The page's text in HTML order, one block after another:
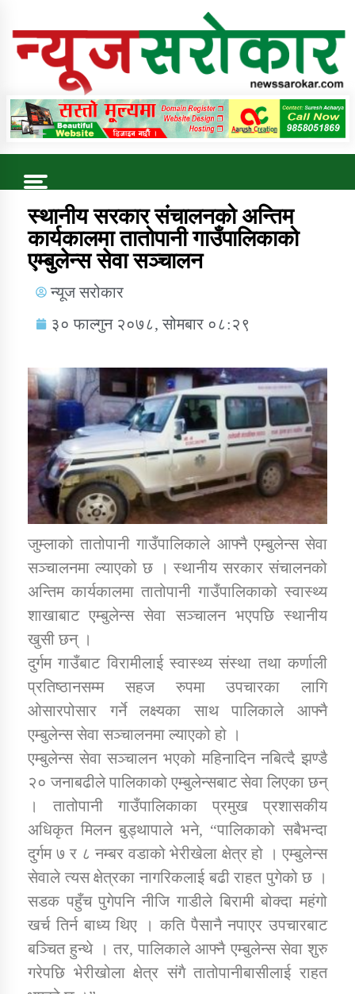
Online News Portal
Trending Now
कुषि बिकास कार्यालय जुम्ला सुचना सन्देश
डिभिजन कार्यालय जुम्लाको सुचना सन्देश
कर्णाली प्रविधि शिक्षालय जुम्लाको सुचना
सामाजिक बिकास कार्यालय जुम्लाकाे सुचना
कार्यक्रम कार्यान्वयन एकाई जुम्लाको सुचना
कर्णाली प्राविधि शिक्षालय जुम्लाको सुचना
स्थानीय सरकार संचालनको अन्तिम
कार्यकालमा तातोपानी गाउँपालिकाको
एम्बुलेन्स सेवा सञ्चालन
न्यूज सरोकार
३० फाल्गुन २०७८, सोमबार ०८:२९
जुम्लाको तातोपानी गाउँपालिकाले आफ्नै एम्बुलेन्स सेवा
सञ्चालनमा ल्याएको छ । स्थानीय सरकार संचालनको
अन्तिम कार्यकालमा तातोपानी गाउँपालिकाको स्वास्थ्य
शाखाबाट एम्बुलेन्स सेवा सञ्चालन भएपछि स्थानीय
खुसी छन् ।
दुर्गम गाउँबाट विरामीलाई स्वास्थ्य संस्था तथा कर्णाली
प्रतिष्ठानसम्म सहज रुपमा उपचारका लागि
ओसारपोसार गर्ने लक्ष्यका साथ पालिकाले आफ्नै
एम्बुलेन्स सेवा सञ्चालनमा ल्याएको हो ।
एम्बुलेन्स सेवा सञ्चालन भएको महिनादिन नबित्दै झण्डै
२० जनाबढीले पालिकाको एम्बुलेन्सबाट सेवा लिएका छन्
। तातोपानी गाउँपालिकाका प्रमुख प्रशासकीय
अधिकृत मिलन बुड्थापाले भने, “पालिकाको सबैभन्दा
दुर्गम ७ र ८ नम्बर वडाको भेरीखेला क्षेत्र हो । एम्बुलेन्स
सेवाले त्यस क्षेत्रका नागरिकलाई बढी राहत पुगेको छ ।
सडक पहुँच पुगेपनि नीजि गाडीले बिरामी बोक्दा महंगो
खर्च तिर्न बाध्य थिए । कति पैसानै नपाएर उपचारबाट
बञ्चित हुन्थे । तर, पालिकाले आफ्नै एम्बुलेन्स सेवा शुरु
गरेपछि भेरीखोला क्षेत्र संगै तातोपानीबासीलाई राहत